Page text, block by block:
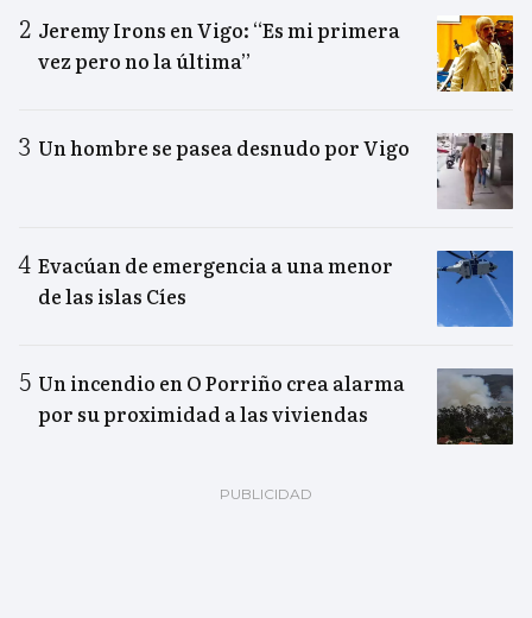
Jeremy Irons en Vigo: “Es mi primera
vez pero no la última”
Un hombre se pasea desnudo por Vigo
Evacúan de emergencia a una menor
de las islas Cíes
Un incendio en O Porriño crea alarma
por su proximidad a las viviendas